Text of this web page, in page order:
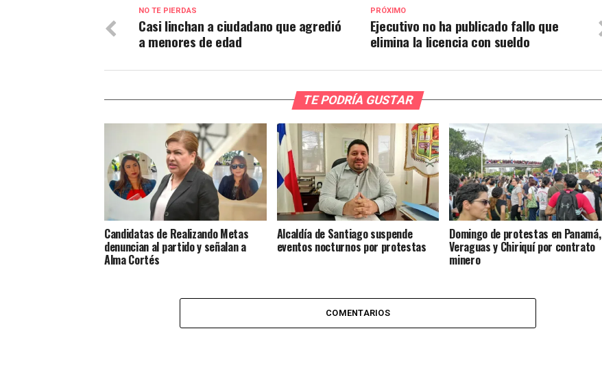
PRÓXIMO
Ejecutivo no ha publicado fallo que
elimina la licencia con sueldo
NO TE PIERDAS
Casi linchan a ciudadano que agredió
a menores de edad
TE PODRÍA GUSTAR
Candidatas de Realizando Metas
denuncian al partido y señalan a
Alma Cortés
Alcaldía de Santiago suspende
eventos nocturnos por protestas
Domingo de protestas en Panamá,
Veraguas y Chiriquí por contrato
minero
COMENTARIOS